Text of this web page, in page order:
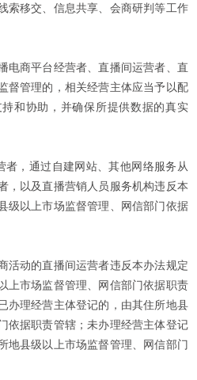
索移交、信息共享、会商研判等工作
电商平台经营者、直播间运营者、直
督管理的，相关经营主体应当予以配
和协助，并确保所提供数据的真实
，通过自建网站、其他网络服务从
，以及直播营销人员服务机构违反本
级以上市场监督管理、网信部门依据
活动的直播间运营者违反本办法规定
上市场监督管理、网信部门依据职责
办理经营主体登记的，由其住所地县
依据职责管辖；未办理经营主体登记
地县级以上市场监督管理、网信部门